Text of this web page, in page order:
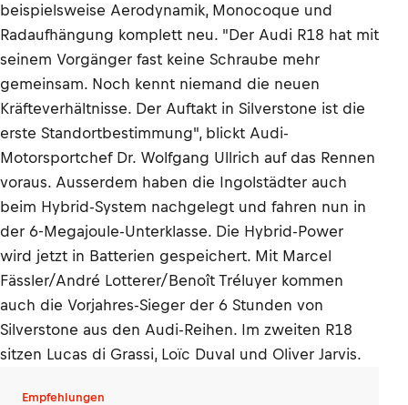
beispielsweise Aerodynamik, Monocoque und
Radaufhängung komplett neu. "Der Audi R18 hat mit
seinem Vorgänger fast keine Schraube mehr
gemeinsam. Noch kennt niemand die neuen
Kräfteverhältnisse. Der Auftakt in Silverstone ist die
erste Standortbestimmung", blickt Audi-
Motorsportchef Dr. Wolfgang Ullrich auf das Rennen
voraus. Ausserdem haben die Ingolstädter auch
beim Hybrid-System nachgelegt und fahren nun in
der 6-Megajoule-Unterklasse. Die Hybrid-Power
wird jetzt in Batterien gespeichert. Mit Marcel
Fässler/André Lotterer/Benoît Tréluyer kommen
auch die Vorjahres-Sieger der 6 Stunden von
Silverstone aus den Audi-Reihen. Im zweiten R18
sitzen Lucas di Grassi, Loïc Duval und Oliver Jarvis.
Empfehlungen